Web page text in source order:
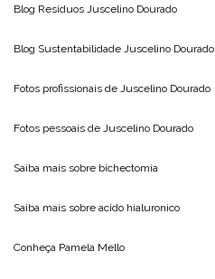
Blog Resíduos Juscelino Dourado
Blog Sustentabilidade Juscelino Dourado
Fotos profissionais de Juscelino Dourado
Fotos pessoais de Juscelino Dourado
Saiba mais sobre bichectomia
Saiba mais sobre acido hialuronico
Conheça Pamela Mello